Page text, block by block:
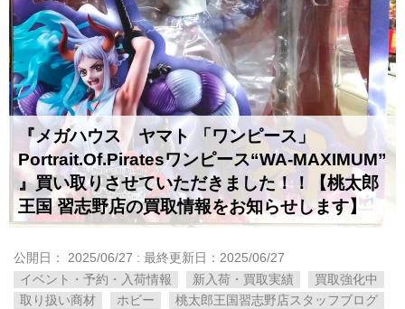
『メガハウス ヤマト ​「ワンピース」 ​
Portrait.Of.Piratesワンピース“WA-MAXIMUM”
​』買い取りさせていただきました！！【桃太郎
王国 習志野店の買取情報をお知らせします】
公開日： 2025/06/27 : 最終更新日：2025/06/27
イベント・予約・入荷情報
新入荷・買取実績
買取強化中
取り扱い商材
ホビー
桃太郎王国習志野店スタッフブログ